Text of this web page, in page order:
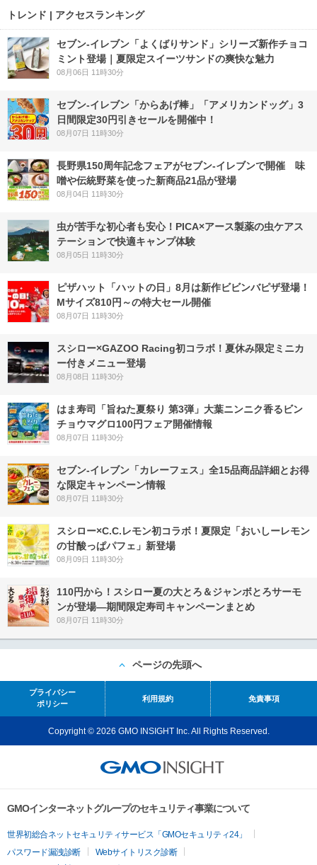
トレンド | アクセスランキング
セブン‐イレブン「よくばりサンド」シリーズ新作チョコ
ミント登場｜夏限定スイーツサンドの爽快な魅力
08月06日 11時30分
セブン‐イレブン「からあげ棒」「アメリカンドッグ」3
日間限定30円引きセールを開催中！
08月07日 11時30分
長野県150周年記念フェアがセブン-イレブンで開催 味
噌や伝統野菜を使った新商品21品が登場
08月04日 11時30分
虫が苦手な初心者も安心！PICA×アース製薬の虫ケアス
テーションで快適キャンプ体験
08月05日 11時30分
ピザハット「ハットの日」8月は新作ビビンバピザ登場！
Mサイズ810円～の特大セール開催
08月07日 11時30分
スシロー×GAZOO Racing初コラボ！夏休み限定ミニカ
ー付きメニュー登場
08月08日 11時30分
はま寿司「旨ねた夏祭り 第3弾」大葉ニンニク香るビン
チョウマグロ100円フェア開催情報
08月07日 11時30分
セブン‐イレブン「カレーフェス」全15品商品詳細とお得
な限定キャンペーン情報
08月07日 11時30分
スシロー×C.C.レモン初コラボ！夏限定「おいしーレモン
の甘酸っぱパフェ」新登場
08月09日 11時30分
110円から！スシロー夏の大とろ＆ジャンボとろサーモ
ンが登場―期間限定寿司キャンペーンまとめ
08月07日 11時30分
ページの先頭へ
プライバシー
ポリシー
利用規約 免責事項
Copyright © 2026 GMO INSIGHT Inc. All Rights Reserved.
GMOインターネットグループのセキュリティ事業について
世界初総合ネットセキュリティサービス「GMOセキュリティ24」
パスワード漏洩診断
Webサイトリスク診断